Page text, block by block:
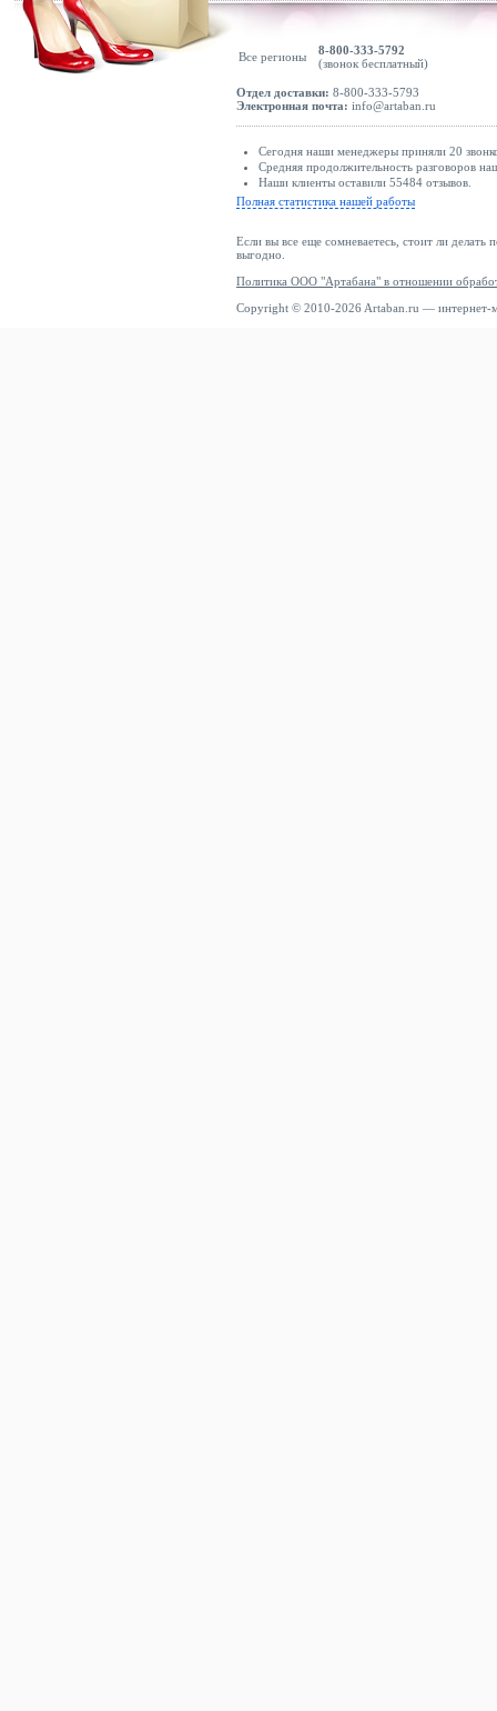
Все регионы
8-800-333-5792
(звонок бесплатный)
Отдел доставки: 8-800-333-5793
Электронная почта: info@artaban.ru
Сегодня наши менеджеры приняли 20
Средняя продолжительность разговоров
Наши клиенты оставили 55484 отзывов.
Полная статистика нашей работы
Если вы все еще сомневаетесь, стоит ли делать
выгодно.
Политика ООО "Артабана" в отношении
Copyright © 2010-2026 Artaban.ru — интернет-